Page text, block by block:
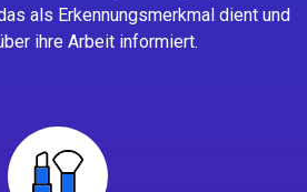
als Erkennungsmerkmal dient und
ihre Arbeit informiert.